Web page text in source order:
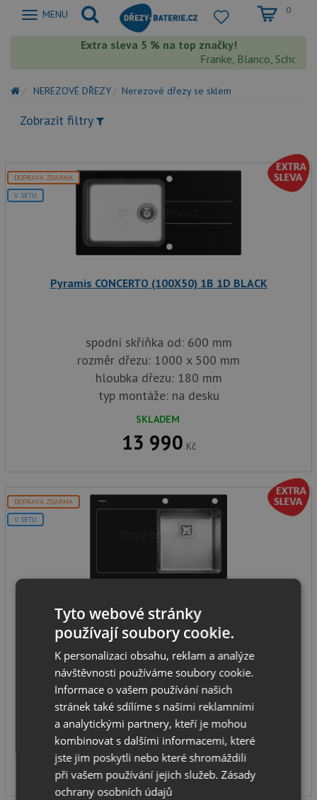
Zobrazit
MENU 0
Extra sleva 5 % na top značky!
Franke, Blanco,
NEREZOVÉ DŘEZY Nerezové dřezy se sklem
Zobrazit filtry
DOPRAVA ZDARMA
V SETU
Pyramis CONCERTO (100X50) 1B 1D BLACK
spodní skříňka od: 600 mm
rozměr dřezu: 1000 x 500 mm
hloubka dřezu: 180 mm
typ montáže: na desku
SKLADEM
13 990 Kč
DOPRAVA ZDARMA
V SETU
Pyramis CRYSTALON (86X53) 1B 1D BLACK RH
spodní skříňka od: 500 mm
rozměr dřezu: 860 x 530 mm
hloubka dřezu: 200 mm
typ montáže: na desku
NA DOTAZ
13 990 Kč
Tyto webové stránky
používají soubory cookie.
K personalizaci obsahu, reklam a analýze
návštěvnosti používáme soubory cookie.
Informace o vašem používání našich
stránek také sdílíme s našimi reklamními
a analytickými partnery, kteří je mohou
kombinovat s dalšími informacemi, které
jste jim poskytli nebo které shromáždili
při vašem používání jejich služeb.Zásady
ochrany osobních údajů